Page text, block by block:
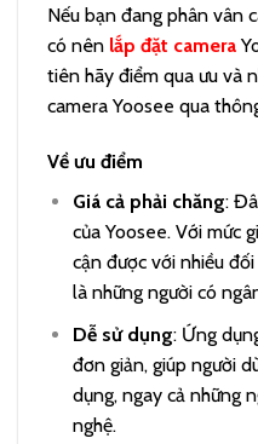
Nếu bạn đang phân vân
có nên lắp đặt camera
tiên hãy điểm qua ưu và
camera Yoosee qua
Về ưu điểm
Giá cả phải chăng:
của Yoosee. Với mức
cận được với nhiều
là những người có
Dễ sử dụng: Ứng
đơn giản, giúp người
dụng, ngay cả những
nghệ.